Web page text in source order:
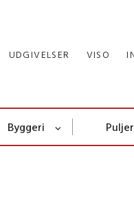
UDGIVELSER VISO
Byggeri